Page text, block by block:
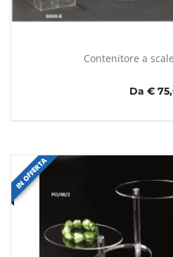
Contenitore a
Da €
IN OFFERTA